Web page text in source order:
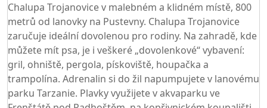
Chalupa Trojanovice v malebném a klidném místě, 800
metrů od lanovky na Pustevny. Chalupa Trojanovice
zaručuje ideální dovolenou pro rodiny. Na zahradě, kde
můžete mít psa, je i veškeré „dovolenkové“ vybavení:
gril, ohniště, pergola, pískoviště, houpačka a
trampolína. Adrenalin si do žil napumpujete v lanovému
parku Tarzanie. Plavky využijete v akvaparku ve